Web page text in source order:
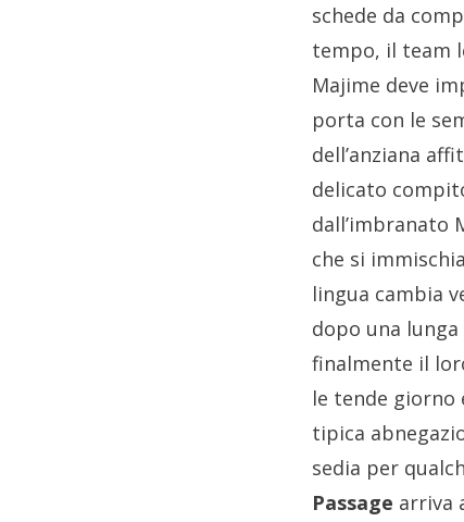
schede da
tempo, il team
Majime deve
porta con le
dell’anziana
delicato
dall’imbranato
che si
lingua cambia
dopo una
finalmente il
le tende giorno
tipica
sedia per
Passage arriva